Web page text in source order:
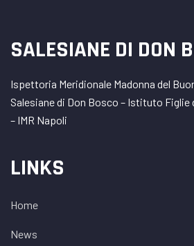
SALESIANE DI DON
Ispettoria Meridionale Madonna del
Salesiane di Don Bosco – Istituto
– IMR Napoli
LINKS
Home
News